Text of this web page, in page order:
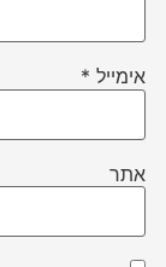
אימייל *
אתר